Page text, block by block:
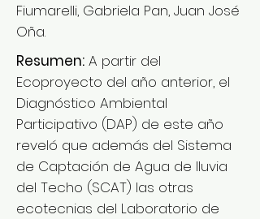
Fiumarelli, Gabriela Pan, Juan José
Oña.
Resumen: A partir del
Ecoproyecto del año anterior, el
Diagnóstico Ambiental
Participativo (DAP) de este año
reveló que además del Sistema
de Captación de Agua de lluvia
del Techo (SCAT) las otras
ecotecnias del Laboratorio de